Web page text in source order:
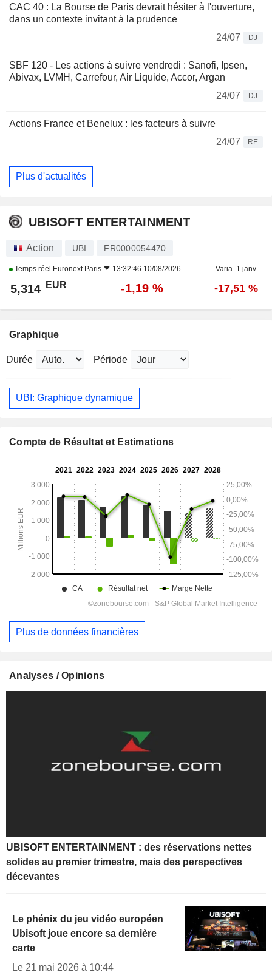
CAC 40 : La Bourse de Paris devrait hésiter à l'ouverture,
dans un contexte invitant à la prudence
24/07
DJ
SBF 120 - Les actions à suivre vendredi : Sanofi, Ipsen,
Abivax, LVMH, Carrefour, Air Liquide, Accor, Argan
24/07
DJ
Actions France et Benelux : les facteurs à suivre
24/07
RE
Plus d'actualités
UBISOFT ENTERTAINMENT
Action UBI FR0000054470
Temps réel Euronext Paris 13:32:46 10/08/2026 Varia. 1 janv.
5,314 EUR -1,19 % -17,51 %
Graphique
Durée Période
UBI: Graphique dynamique
Compte de Résultat et Estimations
Plus de données financières
Analyses / Opinions
UBISOFT ENTERTAINMENT : des réservations nettes
solides au premier trimestre, mais des perspectives
décevantes
Le phénix du jeu vidéo européen
Ubisoft joue encore sa dernière
carte
Le 21 mai 2026 à 10:44